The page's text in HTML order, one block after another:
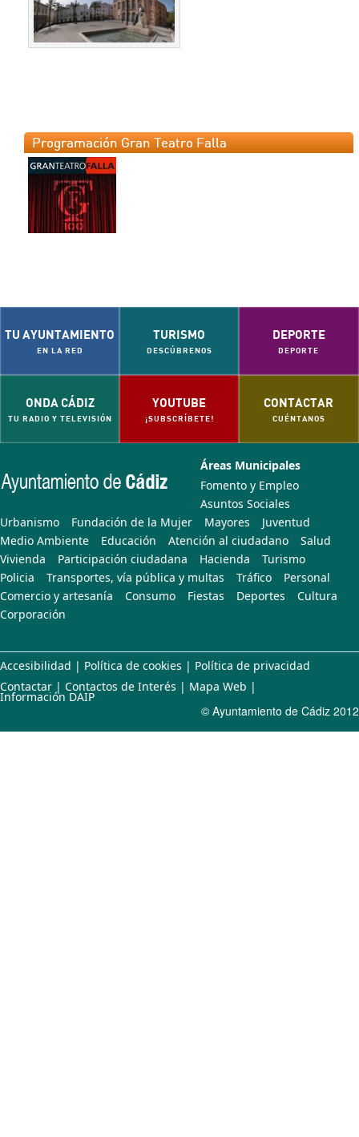
Programación Gran Teatro Falla
TU AYUNTAMIENTO
EN LA RED
TURISMO
DESCÚBRENOS
DEPORTE
DEPORTE
ONDA CÁDIZ
TU RADIO Y TELEVISIÓN
YOUTUBE
¡SUBSCRÍBETE!
CONTACTAR
CUÉNTANOS
Áreas Municipales
Fomento y Empleo
Asuntos Sociales
Urbanismo
Fundación de la Mujer Mayores
Juventud
Medio Ambiente
Educación Atención al ciudadano
Salud
Vivienda
Participación ciudadana Hacienda
Turismo
Policia
Transportes, vía pública y multas Tráfico
Personal
Comercio y artesanía
Consumo Fiestas Deportes
Cultura
Corporación
Accesibilidad | Política de cookies | Política de privacidad
Contactar | Contactos de Interés | Mapa Web |
Información DAIP
© Ayuntamiento de Cádiz 2012